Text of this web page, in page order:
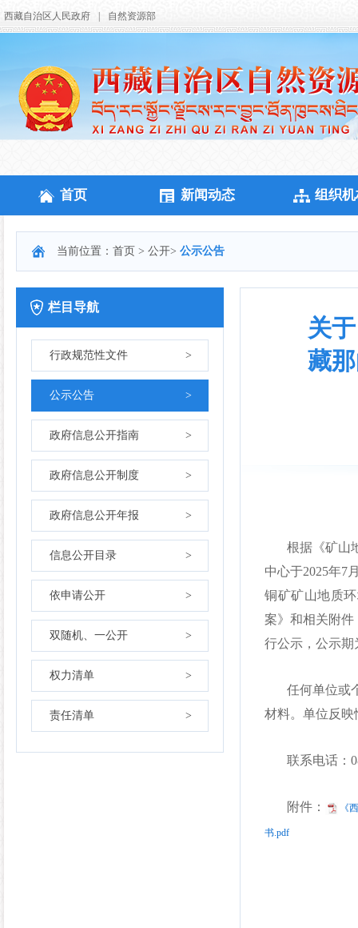
西藏自治区人民政府 自然资源部
首页 新闻动态 组织
当前位置： 首页 > 公开> 公示公告
栏目导航
行政规范性文件 >
公示公告 >
政府信息公开指南 >
政府信息公开制度 >
政府信息公开年报 >
信息公开目录 >
依申请公开 >
双随机、一公开 >
权力清单 >
责任清单 >
关
藏
根据《矿山
中心于2025年7
铜矿矿山地质
案》和相关附
行公示，公示
任何单位或
材料。单位反
联系电话：
附件： 《
书.pdf